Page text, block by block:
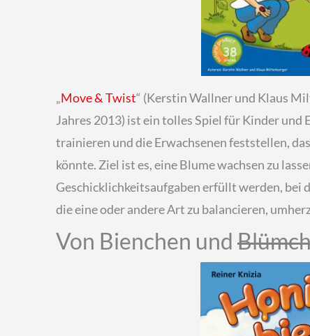
„Move & Twist“ (Kerstin Wallner und Klaus
Jahres 2013) ist ein tolles Spiel für Kinder
trainieren und die Erwachsenen feststellen,
könnte. Ziel ist es, eine Blume wachsen zu
Geschicklichkeitsaufgaben erfüllt werden, bei
die eine oder andere Art zu balancieren,
Von Bienchen und